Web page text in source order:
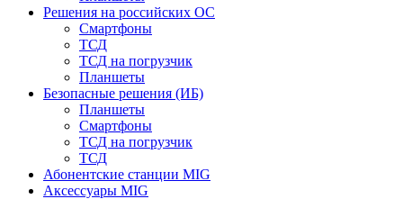
Решения на российских ОС
Смартфоны
ТСД
ТСД на погрузчик
Планшеты
Безопасные решения (ИБ)
Планшеты
Смартфоны
ТСД на погрузчик
ТСД
Абонентские станции MIG
Аксессуары MIG